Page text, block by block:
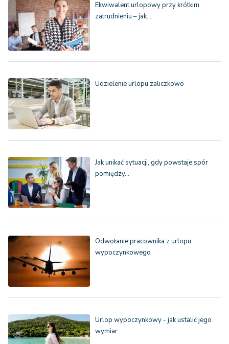
Ekwiwalent urlopowy przy krótkim
zatrudnieniu – jak…
Udzielenie urlopu zaliczkowo
Jak unikać sytuacji, gdy powstaje spór
pomiędzy…
Odwołanie pracownika z urlopu
wypoczynkowego
Urlop wypoczynkowy - jak ustalić jego
wymiar